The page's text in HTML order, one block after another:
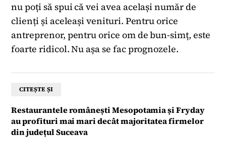
nu poți să spui că vei avea același număr de
clienți și aceleași venituri. Pentru orice
antreprenor, pentru orice om de bun-simț, este
foarte ridicol. Nu așa se fac prognozele.
CITEȘTE ȘI
Restaurantele românești Mesopotamia și Fryday
au profituri mai mari decât majoritatea firmelor
din județul Suceava